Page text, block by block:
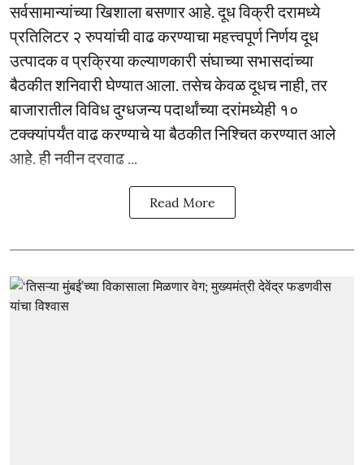
सर्वसामान्यांच्या खिशाला बसणार आहे. दूध विक्री दरामध्ये
प्रतिलिटर २ रुपयांची वाढ करण्याचा महत्त्वपूर्ण निर्णय दूध
उत्पादक व प्रक्रिया कल्याणकारी संघाच्या सभासदांच्या
बैठकीत शनिवारी घेण्यात आला. तसेच केवळ दूधच नाही, तर
बाजारातील विविध दुग्धजन्य पदार्थांच्या दरांमध्येही १०
टक्क्यांपर्यंत वाढ करण्याचे या बैठकीत निश्चित करण्यात आले
आहे. ही नवीन दरवाढ ...
Read More